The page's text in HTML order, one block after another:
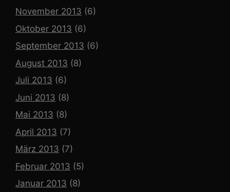
November 2013 (6)
Oktober 2013 (6)
September 2013 (6)
August 2013 (8)
Juli 2013 (6)
Juni 2013 (8)
Mai 2013 (8)
April 2013 (7)
März 2013 (7)
Februar 2013 (5)
Januar 2013 (8)